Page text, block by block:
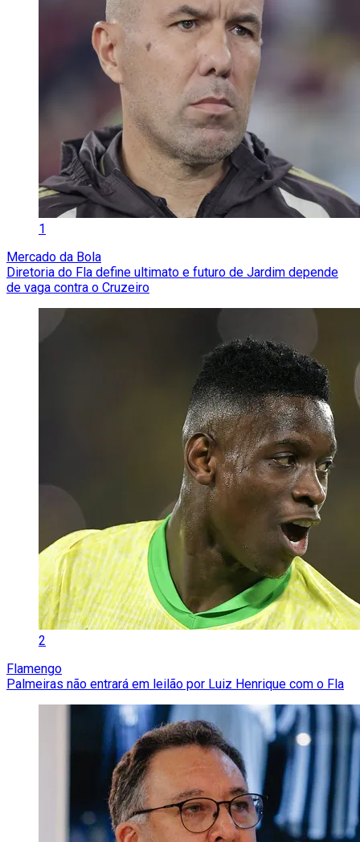
1
Mercado da Bola
Diretoria do Fla define ultimato e futuro de Jardim depende
de vaga contra o Cruzeiro
2
Flamengo
Palmeiras não entrará em leilão por Luiz Henrique com o Fla